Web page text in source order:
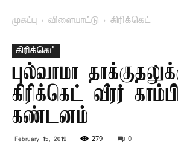
முகப்பு விளையாட்டு கிரிக்கெட்
கிரிக்கெட்
புல்வாமா
கிரிக்கெட் வீரர்
கண்டனம்
February 15, 2019 279 0